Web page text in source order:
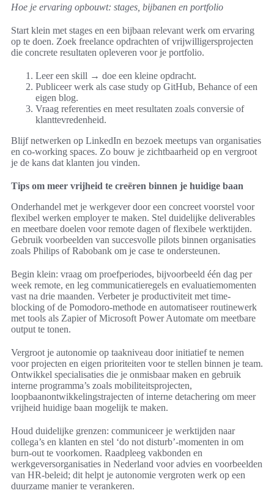
Hoe je ervaring opbouwt: stages, bijbanen en portfolio
Start klein met stages en een bijbaan relevant werk om ervaring
op te doen. Zoek freelance opdrachten of vrijwilligersprojecten
die concrete resultaten opleveren voor je portfolio.
Leer een skill → doe een kleine opdracht.
Publiceer werk als case study op GitHub, Behance of een
eigen blog.
Vraag referenties en meet resultaten zoals conversie of
klanttevredenheid.
Blijf netwerken op LinkedIn en bezoek meetups van organisaties
en co-working spaces. Zo bouw je zichtbaarheid op en vergroot
je de kans dat klanten jou vinden.
Tips om meer vrijheid te creëren binnen je huidige baan
Onderhandel met je werkgever door een concreet voorstel voor
flexibel werken employer te maken. Stel duidelijke deliverables
en meetbare doelen voor remote dagen of flexibele werktijden.
Gebruik voorbeelden van succesvolle pilots binnen organisaties
zoals Philips of Rabobank om je case te ondersteunen.
Begin klein: vraag om proefperiodes, bijvoorbeeld één dag per
week remote, en leg communicatieregels en evaluatiemomenten
vast na drie maanden. Verbeter je productiviteit met time-
blocking of de Pomodoro-methode en automatiseer routinewerk
met tools als Zapier of Microsoft Power Automate om meetbare
output te tonen.
Vergroot je autonomie op taakniveau door initiatief te nemen
voor projecten en eigen prioriteiten voor te stellen binnen je team.
Ontwikkel specialisaties die je onmisbaar maken en gebruik
interne programma’s zoals mobiliteitsprojecten,
loopbaanontwikkelingstrajecten of interne detachering om meer
vrijheid huidige baan mogelijk te maken.
Houd duidelijke grenzen: communiceer je werktijden naar
collega’s en klanten en stel ‘do not disturb’-momenten in om
burn-out te voorkomen. Raadpleeg vakbonden en
werkgeversorganisaties in Nederland voor advies en voorbeelden
van HR-beleid; dit helpt je autonomie vergroten werk op een
duurzame manier te verankeren.